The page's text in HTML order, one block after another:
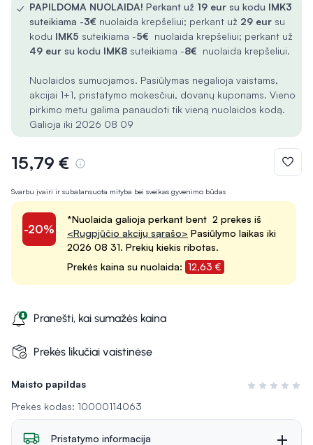
Maisto papildas
Įvertinimas 0
Prekės kodas: 10000114063
Svarbu įvairi ir subalansuota mityba bei sveikas gyvenimo būdas
-20%
*Nuolaida galioja perkant bent 2 prekes iš
<Rugpjūčio akcijų sąrašo> Pasiūlymo laikas iki
2026 08 31. Prekių kiekis ribotas.
Prekės kaina su nuolaida: 12,63 €
✓ PAPILDOMA NUOLAIDA! Perkant už 19 eur su kodu IMK3
suteikiama -3€ nuolaida krepšeliui; perkant už 29 eur su
kodu IMK5 suteikiama -5€ nuolaida krepšeliui; perkant už
49 eur su kodu IMK8 suteikiama -8€ nuolaida krepšeliui.
Nuolaidos sumuojamos. Pasiūlymas negalioja vaistams,
akcijai 1+1, pristatymo mokesčiui, dovanų kuponams. Vieno
pirkimo metu galima panaudoti tik vieną nuolaidos kodą.
Galioja iki 2026 08 09
15,79 €
Pranešti, kai sumažės kaina
Prekės likučiai vaistinėse
Pristatymo informacija